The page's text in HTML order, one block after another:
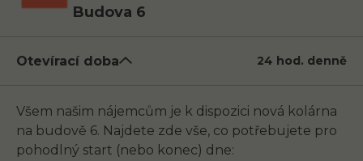
Budova 6
Otevírací doba 24 hod. denně
Všem našim nájemcům je k dispozici nová kolárna
na budově 6. Najdete zde vše, co potřebujete pro
pohodlný start (nebo konec) dne: